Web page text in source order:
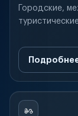
Городские,